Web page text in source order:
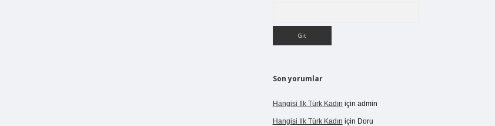
Son yorumlar
Hangisi Ilk Türk Kadın için admin
Hangisi Ilk Türk Kadın için Doru